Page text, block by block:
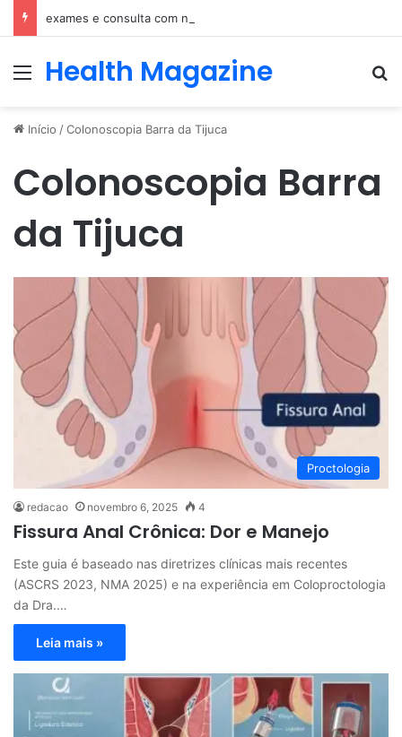
exames e consulta com nefrologista no Rio
Menu
Health Magazine
Início /Colonoscopia Barra da Tijuca
Colonoscopia Barra
da Tijuca
Proctologia
redacao novembro 6, 2025 4
Fissura Anal Crônica: Dor e Manejo
Este guia é baseado nas diretrizes clínicas mais recentes
(ASCRS 2023, NMA 2025) e na experiência em Coloproctologia
da Dra.…
Leia mais »